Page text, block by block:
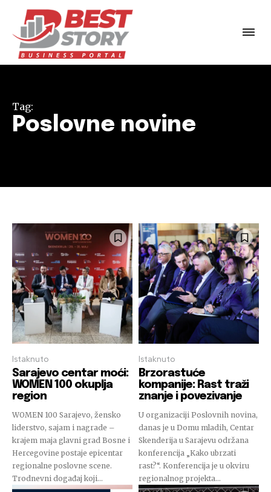
Tag:
Poslovne novine
Istaknuto
Sarajevo centar moći:
WOMEN 100 okuplja
region
WOMEN 100 Sarajevo, žensko
liderstvo, sajam i nagrade –
krajem maja glavni grad Bosne i
Hercegovine postaje epicentar
regionalne poslovne scene.
Trodnevni događaj koji...
Istaknuto
Brzorastuće
kompanije: Rast traži
znanje i povezivanje
U organizaciji Poslovnih novina,
danas je u Domu mladih, Centar
Skenderija u Sarajevu održana
konferencija „Kako ubrzati
rast?“. Konferencija je u okviru
regionalnog projekta...